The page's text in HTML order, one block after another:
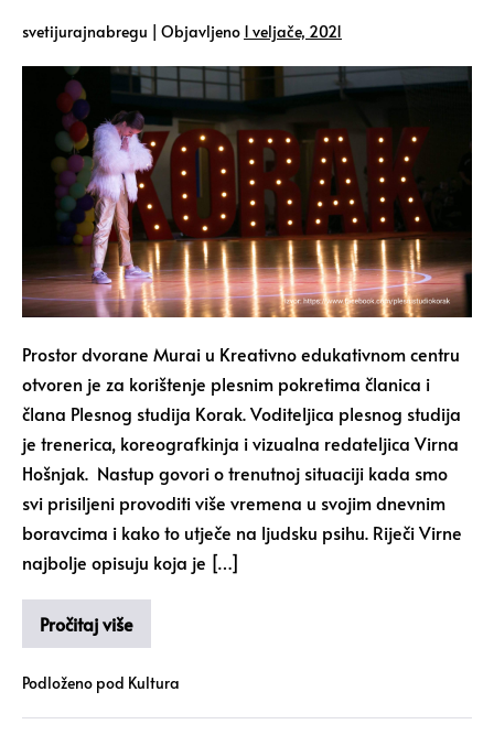
svetijurajnabregu | Objavljeno 1 veljače, 2021
Prostor dvorane Murai u Kreativno edukativnom centru
otvoren je za korištenje plesnim pokretima članica i
člana Plesnog studija Korak. Voditeljica plesnog studija
je trenerica, koreografkinja i vizualna redateljica Virna
Hošnjak. Nastup govori o trenutnoj situaciji kada smo
svi prisiljeni provoditi više vremena u svojim dnevnim
boravcima i kako to utječe na ljudsku psihu. Riječi Virne
najbolje opisuju koja je […]
Pročitaj više
Podloženo pod Kultura